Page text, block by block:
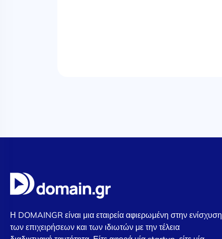
Η DOMAINGR είναι μια εταιρεία αφιερωμένη στην ενίσχυση
των επιχειρήσεων και των ιδιωτών με την τέλεια